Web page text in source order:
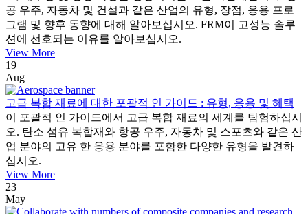
공 우주, 자동차 및 건설과 같은 산업의 유형, 장점, 응용 프로
그램 및 향후 동향에 대해 알아보십시오. FRM이 고성능 솔루
션에 선호되는 이유를 알아보십시오.
View More
19
Aug
고급 복합 재료에 대한 포괄적 인 가이드 : 유형, 응용 및 혜택
이 포괄적 인 가이드에서 고급 복합 재료의 세계를 탐험하십시
오. 탄소 섬유 복합재와 항공 우주, 자동차 및 스포츠와 같은 산
업 분야의 고유 한 응용 분야를 포함한 다양한 유형을 발견하
십시오.
View More
23
May